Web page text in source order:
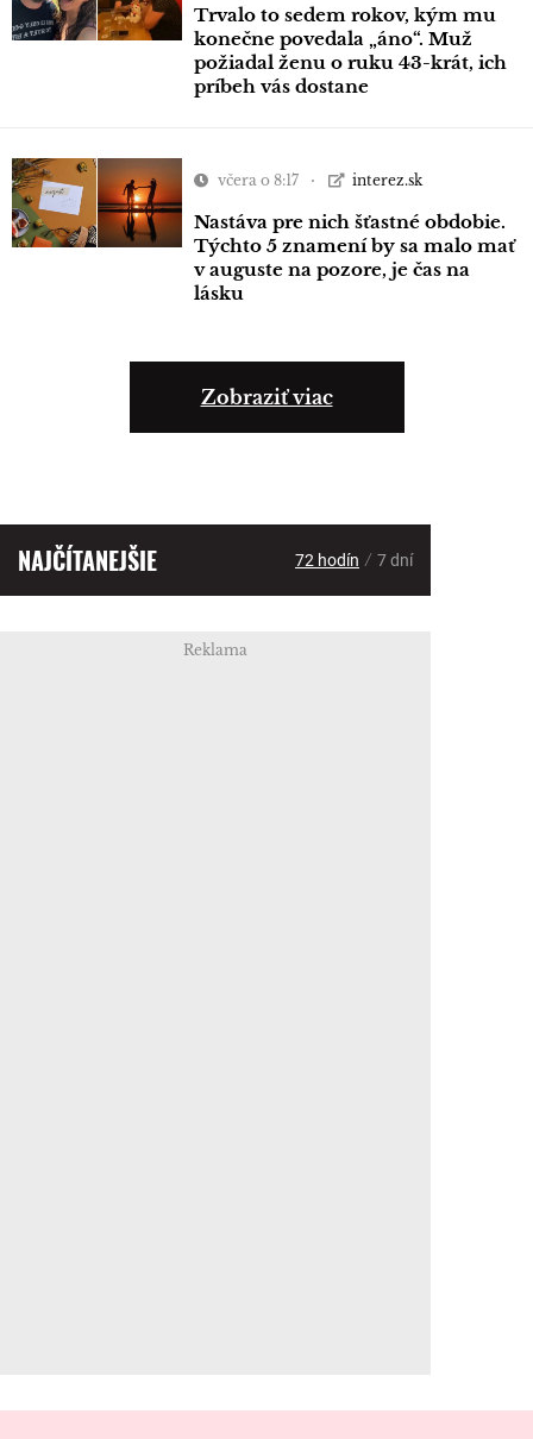
Trvalo to sedem rokov, kým mu
konečne povedala „áno“. Muž
požiadal ženu o ruku 43-krát, ich
príbeh vás dostane
včera o 8:17 interez.sk
Nastáva pre nich šťastné obdobie.
Týchto 5 znamení by sa malo mať
v auguste na pozore, je čas na
lásku
Zobraziť viac
NAJČÍTANEJŠIE 72 hodín / 7 dní
Reklama